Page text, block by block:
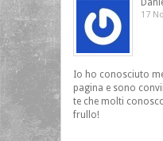
17
Io ho conosciuto
pagina e sono
te che molti
frullo!